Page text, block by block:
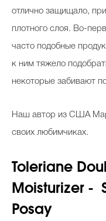
отлично защищало,
плотного слоя. Во-
часто подобные
к ним тяжело
некоторые забивают
Наш автор из США
своих любимчиках.
Toleriane
Moisturizer -
Posay